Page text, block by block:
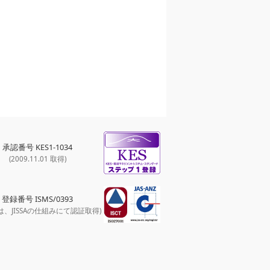
承認番号 KES1-1034
(2009.11.01 取得)
登録番号 ISMS/0393
、JISSAの仕組みにて認証取得)